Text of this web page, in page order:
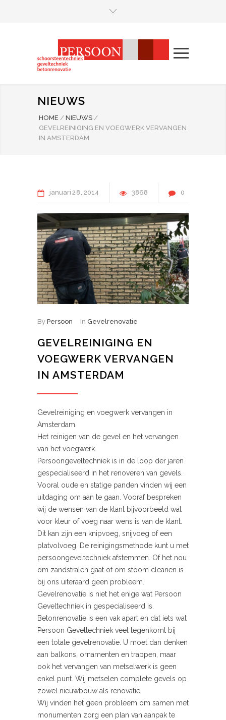
NIEUWS
HOME / NIEUWS /
GEVELREINIGING EN VOEGWERK VERVANGEN
IN AMSTERDAM
januari 28 2014 3868 0
By Persoon In Gevelrenovatie
GEVELREINIGING EN
VOEGWERK VERVANGEN
IN AMSTERDAM
Gevelreiniging en voegwerk vervangen in
Amsterdam.
Het reinigen van de gevel en het vervangen
van het voegwerk.
Persoongeveltechniek is in de loop der jaren
gespecialiseerd in het renoveren van gevels.
Vooral oude en statige panden vinden wij een
uitdaging om aan te gaan. Vooraf bespreken
wij de wensen van de klant bijvoorbeeld wat
voor kleur of voeg naar wens is van de klant.
Dit kan zijn een knipvoeg, snijvoeg of een
platvolvoeg. De reinigingsmethode kunt u met
persoongeveltechniek afstemmen. Of het nou
om zandstralen gaat of om stoom cleanen is
bij ons uiteraard geen probleem.
Gevelrenovatie is niet het enige wat Persoon
Geveltechniek in gespecialiseerd is.
Betonrenovatie is een vak apart en dat iets wat
Persoon Geveltechniek veel tegenkomt bij
een totale gevelrenovatie. U moet dan denken
aan balkons, ornamenten en trappen, maar
ook het vervangen van metselwerk is geen
enkel punt. Wij metselen complete gevels op
zowel nieuwbouw als renovatie.
Wij vinden het geen probleem om samen met
monumenten zorg een plan van aanpak te